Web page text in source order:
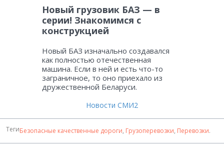
Новый грузовик БАЗ — в
серии! Знакомимся с
конструкцией
Новый БАЗ изначально создавался
как полностью отечественная
машина. Если в ней и есть что-то
заграничное, то оно приехало из
дружественной Беларуси.
Новости СМИ2
ТегиБезопасные качественные дороги, Грузоперевозки, Перевозки.